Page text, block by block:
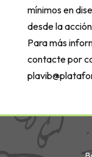
mínimos en
desde la
Para más
contacte por